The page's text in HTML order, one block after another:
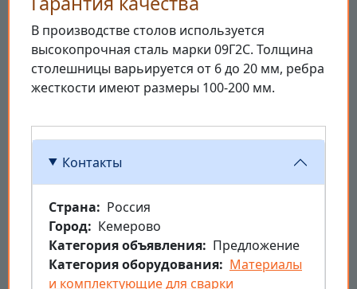
В производстве столов используется
высокопрочная сталь марки 09Г2С. Толщина
столешницы варьируется от 6 до 20 мм, ребра
жесткости имеют размеры 100-200 мм.
Контакты
Страна
Россия
Город
Кемерово
Категория объявления
Предложение
Категория оборудования
Материалы
и комплектующие для сварки